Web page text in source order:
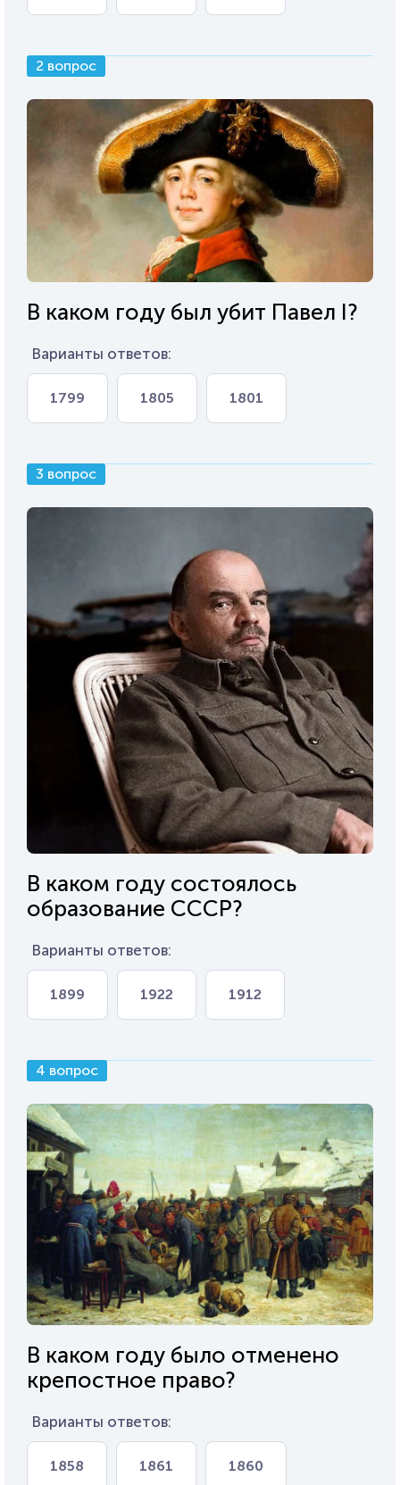
2 вопрос
В каком году был убит Павел I?
Варианты ответов:
1799 1805 1801
3 вопрос
В каком году состоялось
образование СССР?
Варианты ответов:
1899 1922 1912
4 вопрос
В каком году было отменено
крепостное право?
Варианты ответов:
1858 1861 1860